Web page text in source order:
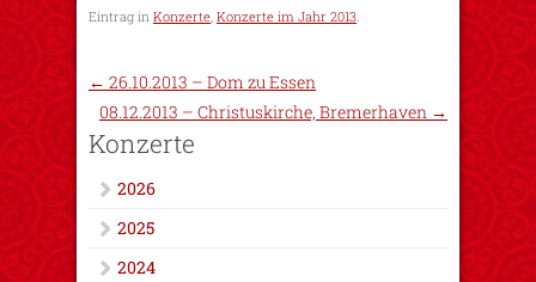
Eintrag in Konzerte, Konzerte im Jahr 2013.
← 26.10.2013 – Dom zu Essen
08.12.2013 – Christuskirche, Bremerhaven →
Konzerte
2026
2025
2024